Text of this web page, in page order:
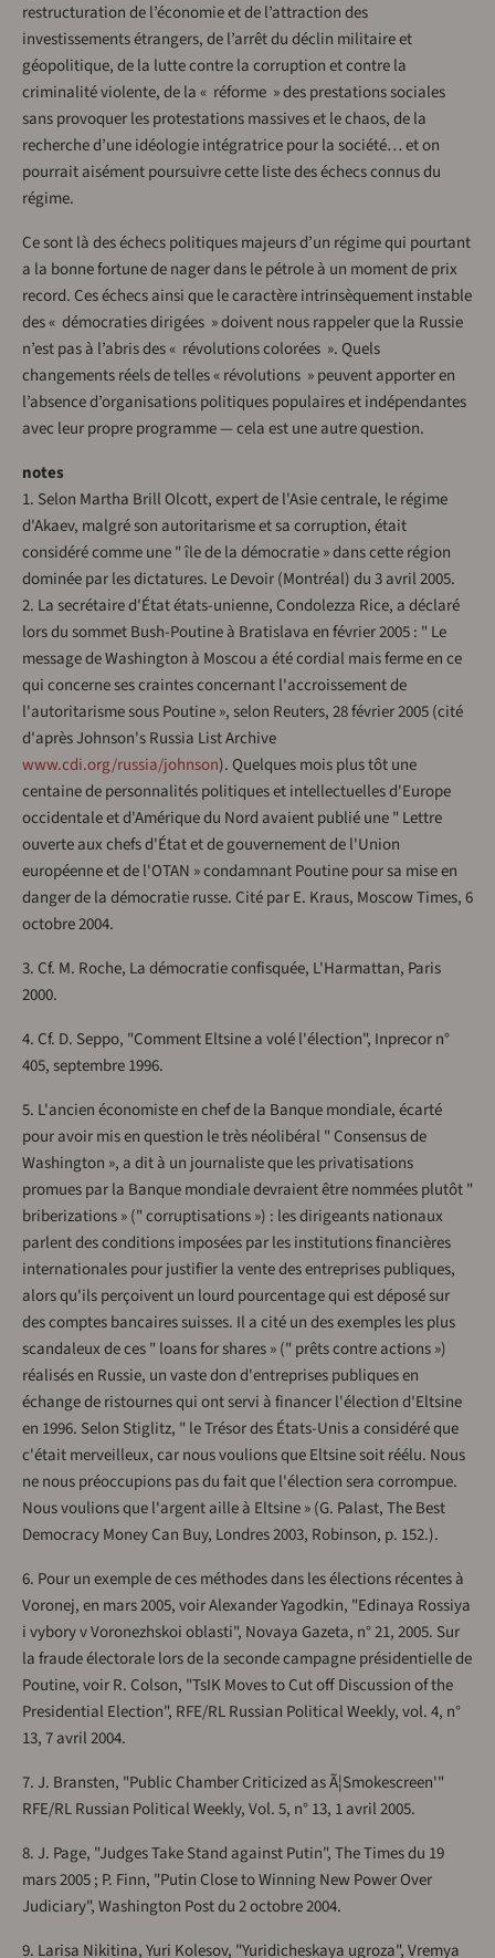
restructuration de l’économie et de l’attraction des
investissements étrangers, de l’arrêt du déclin militaire et
géopolitique, de la lutte contre la corruption et contre la
criminalité violente, de la « réforme » des prestations sociales
sans provoquer les protestations massives et le chaos, de la
recherche d’une idéologie intégratrice pour la société… et on
pourrait aisément poursuivre cette liste des échecs connus du
régime.
Ce sont là des échecs politiques majeurs d’un régime qui pourtant
a la bonne fortune de nager dans le pétrole à un moment de prix
record. Ces échecs ainsi que le caractère intrinsèquement instable
des « démocraties dirigées » doivent nous rappeler que la Russie
n’est pas à l’abris des « révolutions colorées ». Quels
changements réels de telles « révolutions » peuvent apporter en
l’absence d’organisations politiques populaires et indépendantes
avec leur propre programme — cela est une autre question.
notes
1. Selon Martha Brill Olcott, expert de l'Asie centrale, le régime
d'Akaev, malgré son autoritarisme et sa corruption, était
considéré comme une " île de la démocratie » dans cette région
dominée par les dictatures. Le Devoir (Montréal) du 3 avril 2005.
2. La secrétaire d'État états-unienne, Condolezza Rice, a déclaré
lors du sommet Bush-Poutine à Bratislava en février 2005 : " Le
message de Washington à Moscou a été cordial mais ferme en ce
qui concerne ses craintes concernant l'accroissement de
l'autoritarisme sous Poutine », selon Reuters, 28 février 2005 (cité
d'après Johnson's Russia List Archive
www.cdi.org/russia/johnson). Quelques mois plus tôt une
centaine de personnalités politiques et intellectuelles d'Europe
occidentale et d'Amérique du Nord avaient publié une " Lettre
ouverte aux chefs d'État et de gouvernement de l'Union
européenne et de l'OTAN » condamnant Poutine pour sa mise en
danger de la démocratie russe. Cité par E. Kraus, Moscow Times, 6
octobre 2004.
3. Cf. M. Roche, La démocratie confisquée, L'Harmattan, Paris
2000.
4. Cf. D. Seppo, "Comment Eltsine a volé l'élection", Inprecor n°
405, septembre 1996.
5. L'ancien économiste en chef de la Banque mondiale, écarté
pour avoir mis en question le très néolibéral " Consensus de
Washington », a dit à un journaliste que les privatisations
promues par la Banque mondiale devraient être nommées plutôt "
briberizations » (" corruptisations ») : les dirigeants nationaux
parlent des conditions imposées par les institutions financières
internationales pour justifier la vente des entreprises publiques,
alors qu'ils perçoivent un lourd pourcentage qui est déposé sur
des comptes bancaires suisses. Il a cité un des exemples les plus
scandaleux de ces " loans for shares » (" prêts contre actions »)
réalisés en Russie, un vaste don d'entreprises publiques en
échange de ristournes qui ont servi à financer l'élection d'Eltsine
en 1996. Selon Stiglitz, " le Trésor des États-Unis a considéré que
c'était merveilleux, car nous voulions que Eltsine soit réélu. Nous
ne nous préoccupions pas du fait que l'élection sera corrompue.
Nous voulions que l'argent aille à Eltsine » (G. Palast, The Best
Democracy Money Can Buy, Londres 2003, Robinson, p. 152.).
6. Pour un exemple de ces méthodes dans les élections récentes à
Voronej, en mars 2005, voir Alexander Yagodkin, "Edinaya Rossiya
i vybory v Voronezhskoi oblasti", Novaya Gazeta, n° 21, 2005. Sur
la fraude électorale lors de la seconde campagne présidentielle de
Poutine, voir R. Colson, "TsIK Moves to Cut off Discussion of the
Presidential Election", RFE/RL Russian Political Weekly, vol. 4, n°
13, 7 avril 2004.
7. J. Bransten, "Public Chamber Criticized as Ã¦Smokescreen'"
RFE/RL Russian Political Weekly, Vol. 5, n° 13, 1 avril 2005.
8. J. Page, "Judges Take Stand against Putin", The Times du 19
mars 2005 ; P. Finn, "Putin Close to Winning New Power Over
Judiciary", Washington Post du 2 octobre 2004.
9. Larisa Nikitina, Yuri Kolesov, "Yuridicheskaya ugroza", Vremya